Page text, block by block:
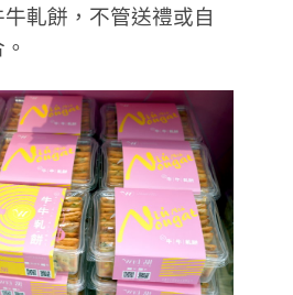
軋餅，不管送禮或自